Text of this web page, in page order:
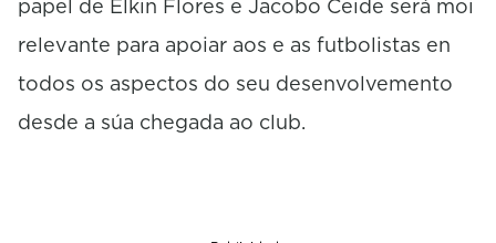
papel de Elkin Flores e Jacobo Ceide será moi
relevante para apoiar aos e as futbolistas en
todos os aspectos do seu desenvolvemento
desde a súa chegada ao club.